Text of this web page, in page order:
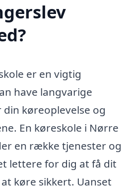
er en vigtig
have langvarige
køreoplevelse og
En køreskole i Nørre
en række tjenester og
lettere for dig at få dit
køre sikkert. Uanset